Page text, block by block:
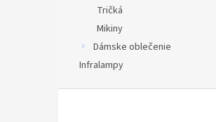
Tričká
Mikiny
Dámske oblečenie
Infralampy